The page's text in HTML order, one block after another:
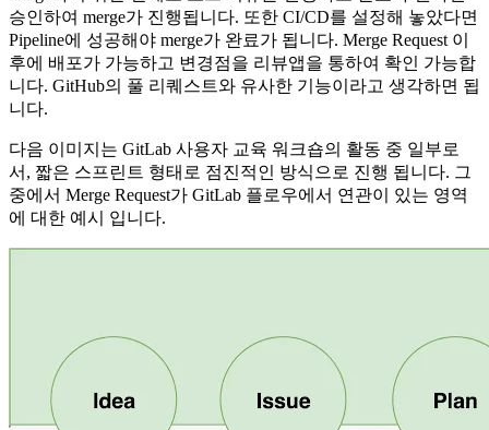
승인하여 merge가 진행됩니다. 또한 CI/CD를 설정해 놓았다면
Pipeline에 성공해야 merge가 완료가 됩니다. Merge Request 이
후에 배포가 가능하고 변경점을 리뷰앱을 통하여 확인 가능합
니다. GitHub의 풀 리퀘스트와 유사한 기능이라고 생각하면 됩
니다.
다음 이미지는 GitLab 사용자 교육 워크숍의 활동 중 일부로
서, 짧은 스프린트 형태로 점진적인 방식으로 진행 됩니다. 그
중에서 Merge Request가 GitLab 플로우에서 연관이 있는 영역
에 대한 예시 입니다.